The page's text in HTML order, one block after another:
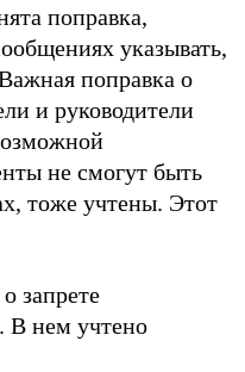
поправка,
указывать,
поправка о
и руководители
не смогут быть
тоже учтены. Этот
запрете
В нем учтено